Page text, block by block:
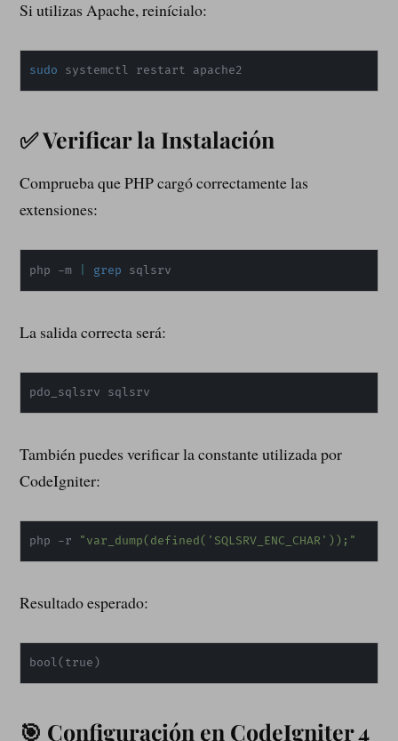
Si utilizas Apache, reinícialo:
sudo systemctl restart apache2
✅ Verificar la Instalación
Comprueba que PHP cargó correctamente las
extensiones:
php -m grep sqlsrv
La salida correcta será:
pdo_sqlsrv sqlsrv
También puedes verificar la constante utilizada por
CodeIgniter:
php -r "var_dump(defined('SQLSRV_ENC_CHAR'));"
Resultado esperado:
bool( true )
🎯 Configuración en CodeIgniter 4